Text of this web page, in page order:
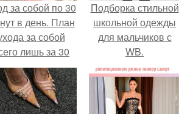
за собой по 30
в день. План
за собой
лишь за 30
минут в день.
Подборка стильной
школьной одежды
для мальчиков с
WB.